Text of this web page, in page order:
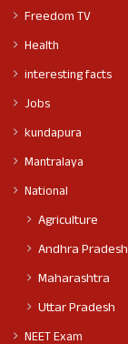
Freedom TV
Health
interesting facts
Jobs
kundapura
Mantralaya
National
Agriculture
Andhra Pradesh
Maharashtra
Uttar Pradesh
NEET Exam